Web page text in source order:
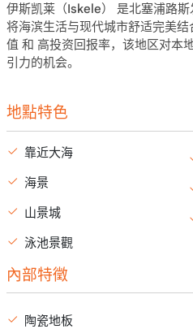
伊斯凯莱（Iskele）
是北塞浦路
将海滨生活与现代城市舒适完美
值 和 高投资回报率，该地区对本
引力的机会。
地點特色
靠近大海
海景
山景城
泳池景觀
內部特徵
陶瓷地板